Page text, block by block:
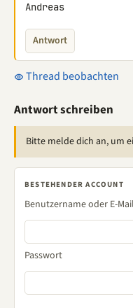
Andreas
Antwort
Thread beobachten
Antwort schreiben
Bitte melde dich an, um
BESTEHENDER ACCOUNT
Benutzername oder E-
Passwort